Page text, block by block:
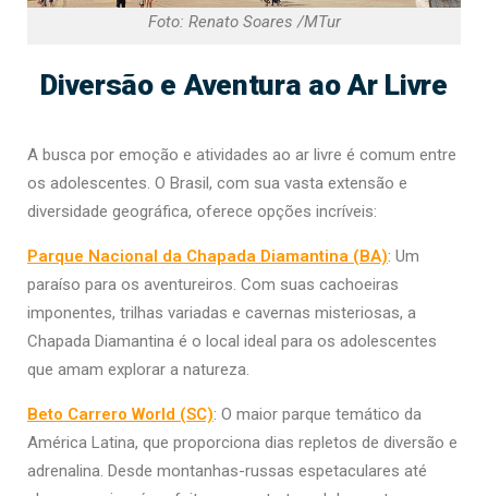
Foto: Renato Soares /MTur
Diversão e Aventura ao Ar Livre
A busca por emoção e atividades ao ar livre é comum entre
os adolescentes. O Brasil, com sua vasta extensão e
diversidade geográfica, oferece opções incríveis:
Parque Nacional da Chapada Diamantina (BA): Um
paraíso para os aventureiros. Com suas cachoeiras
imponentes, trilhas variadas e cavernas misteriosas, a
Chapada Diamantina é o local ideal para os adolescentes
que amam explorar a natureza.
Beto Carrero World (SC): O maior parque temático da
América Latina, que proporciona dias repletos de diversão e
adrenalina. Desde montanhas-russas espetaculares até